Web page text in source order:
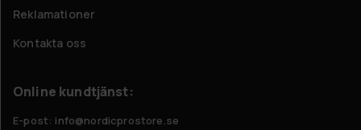
Reklamationer
Kontakta oss
Online kundtjänst:
E-post: info@nordicprostore.se